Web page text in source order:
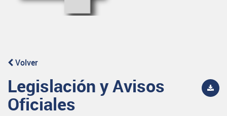
Volver
Legislación y Avisos
Oficiales